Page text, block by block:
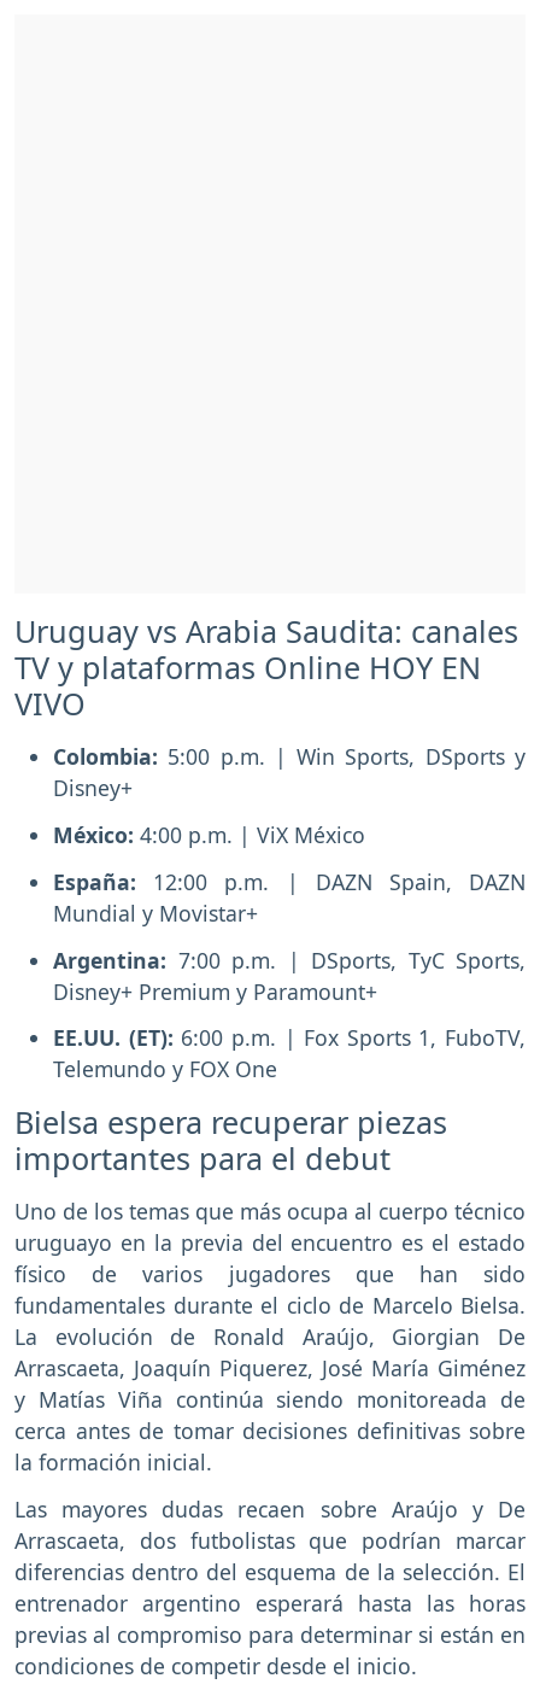
Uruguay vs Arabia Saudita: canales
TV y plataformas Online HOY EN
VIVO
Colombia: 5:00 p.m. | Win Sports, DSports y
Disney+
México: 4:00 p.m. | ViX México
España: 12:00 p.m. | DAZN Spain, DAZN
Mundial y Movistar+
Argentina: 7:00 p.m. | DSports, TyC Sports,
Disney+ Premium y Paramount+
EE.UU. (ET): 6:00 p.m. | Fox Sports 1, FuboTV,
Telemundo y FOX One
Bielsa espera recuperar piezas
importantes para el debut
Uno de los temas que más ocupa al cuerpo técnico
uruguayo en la previa del encuentro es el estado
físico de varios jugadores que han sido
fundamentales durante el ciclo de Marcelo Bielsa.
La evolución de Ronald Araújo, Giorgian De
Arrascaeta, Joaquín Piquerez, José María Giménez
y Matías Viña continúa siendo monitoreada de
cerca antes de tomar decisiones definitivas sobre
la formación inicial.
Las mayores dudas recaen sobre Araújo y De
Arrascaeta, dos futbolistas que podrían marcar
diferencias dentro del esquema de la selección. El
entrenador argentino esperará hasta las horas
previas al compromiso para determinar si están en
condiciones de competir desde el inicio.